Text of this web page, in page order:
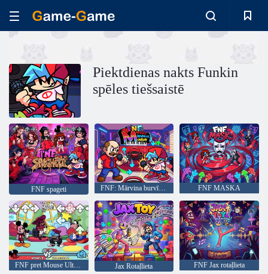
Piektdienas nakts Funkin
spēles tiešsaistē
FNF spageti FNF: Mārvina burvīgā pirmdiena FNF MASKA
FNF pret Mouse Ultimate Jax Rotaļlieta FNF Jax rotaļlieta